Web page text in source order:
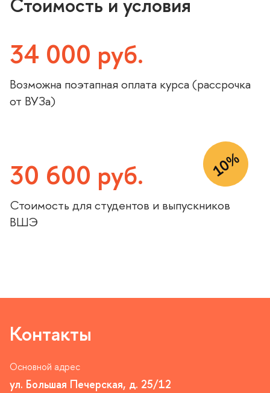
Стоимость и условия
34 000 руб.
озможна поэтапная оплата курса (рассрочка
от ВУЗа)
30 600 руб. 10%
Стоимость для студентов и выпускнико
ШЭ
Контакты
Основной адрес
ул. Большая Печерская, д. 25/12